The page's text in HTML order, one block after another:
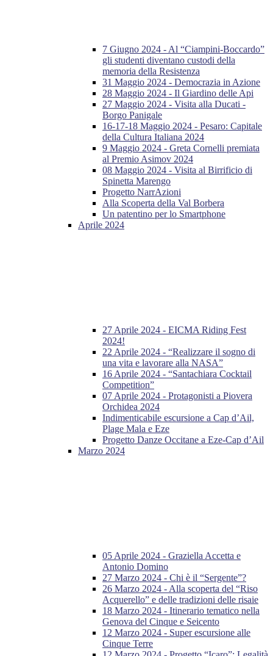
7 Giugno 2024 - Al “Ciampini-Boccardo”
gli studenti diventano custodi della
memoria della Resistenza
31 Maggio 2024 - Democrazia in Azione
28 Maggio 2024 - Il Giardino delle Api
27 Maggio 2024 - Visita alla Ducati -
Borgo Panigale
16-17-18 Maggio 2024 - Pesaro: Capitale
della Cultura Italiana 2024
9 Maggio 2024 - Greta Cornelli premiata
al Premio Asimov 2024
08 Maggio 2024 - Visita al Birrificio di
Spinetta Marengo
Progetto NarrAzioni
Alla Scoperta della Val Borbera
Un patentino per lo Smartphone
Aprile 2024
27 Aprile 2024 - EICMA Riding Fest
2024!
22 Aprile 2024 - “Realizzare il sogno di
una vita e lavorare alla NASA”
16 Aprile 2024 - “Santachiara Cocktail
Competition”
07 Aprile 2024 - Protagonisti a Piovera
Orchidea 2024
Indimenticabile escursione a Cap d’Ail,
Plage Mala e Eze
Progetto Danze Occitane a Eze-Cap d’Ail
Marzo 2024
05 Aprile 2024 - Graziella Accetta e
Antonio Domino
27 Marzo 2024 - Chi è il “Sergente”?
26 Marzo 2024 - Alla scoperta del “Riso
Acquerello” e delle tradizioni delle risaie
18 Marzo 2024 - Itinerario tematico nella
Genova del Cinque e Seicento
12 Marzo 2024 - Super escursione alle
Cinque Terre